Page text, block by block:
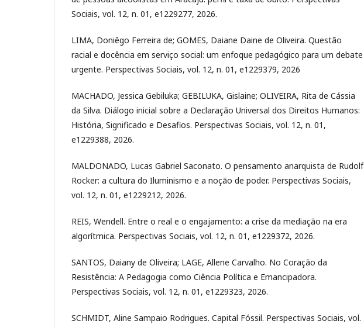
Sociais, vol. 12, n. 01, e1229277, 2026.
LIMA, Doniêgo Ferreira de; GOMES, Daiane Daine de Oliveira. Questão
racial e docência em serviço social: um enfoque pedagógico para um debate
urgente. Perspectivas Sociais, vol. 12, n. 01, e1229379, 2026
MACHADO, Jessica Gebiluka; GEBILUKA, Gislaine; OLIVEIRA, Rita de Cássia
da Silva. Diálogo inicial sobre a Declaração Universal dos Direitos Humanos:
História, Significado e Desafios. Perspectivas Sociais, vol. 12, n. 01,
e1229388, 2026.
MALDONADO, Lucas Gabriel Saconato. O pensamento anarquista de Rudolf
Rocker: a cultura do Iluminismo e a noção de poder. Perspectivas Sociais,
vol. 12, n. 01, e1229212, 2026.
REIS, Wendell. Entre o real e o engajamento: a crise da mediação na era
algorítmica. Perspectivas Sociais, vol. 12, n. 01, e1229372, 2026.
SANTOS, Daiany de Oliveira; LAGE, Allene Carvalho. No Coração da
Resistência: A Pedagogia como Ciência Política e Emancipadora.
Perspectivas Sociais, vol. 12, n. 01, e1229323, 2026.
SCHMIDT, Aline Sampaio Rodrigues. Capital Fóssil. Perspectivas Sociais, vol.